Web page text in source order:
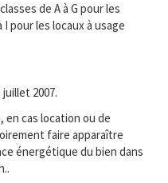
de A à G pour les
pour les locaux à usage
2007.
en cas location ou de
faire apparaître
énergétique du bien dans